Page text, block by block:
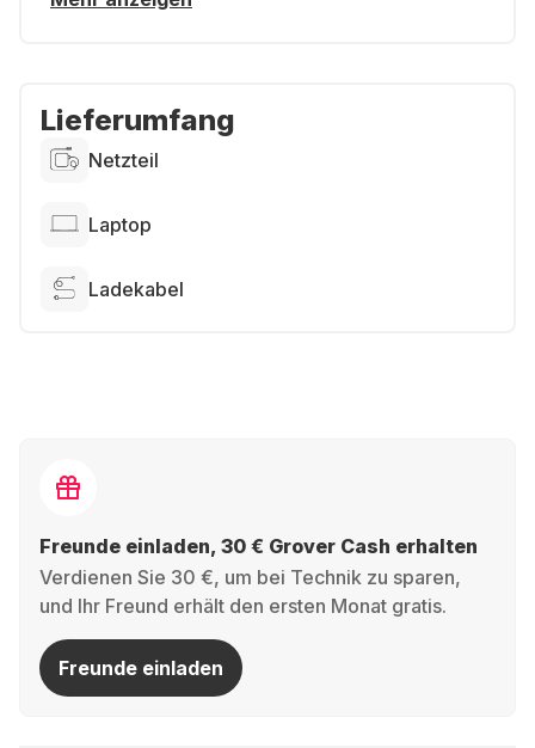
Lieferumfang
Netzteil
Laptop
Ladekabel
Freunde einladen, 30 € Grover Cash erhalten
Verdienen Sie 30 €, um bei Technik zu sparen,
und Ihr Freund erhält den ersten Monat gratis.
Freunde einladen